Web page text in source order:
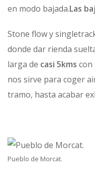
en modo bajada.Las
Stone flow y
donde dar rienda
larga de casi 5kms con
nos sirve para coger
tramo, hasta acabar
Pueblo de Morcat.